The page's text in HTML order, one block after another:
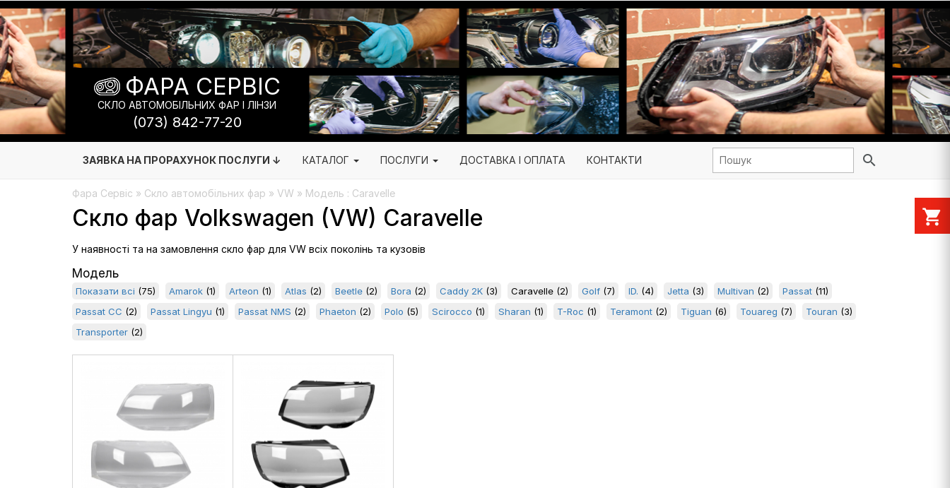
Фара Сервіс » Скло автомобільних фар » VW » Модель : Caravelle
Скло фар Volkswagen (VW) Caravelle
У наявності та на замовлення скло фар для VW всіх поколінь та кузовів
Модель
Показати всі (75) Amarok (1) Arteon (1) Atlas (2) Beetle (2) Bora (2) Caddy 2K (3) Caravelle (2) Golf (7) ID. (4) Jetta (3) Multivan (2) Passat (11)
Passat CC (2) Passat Lingyu (1) Passat NMS (2) Phaeton (2) Polo (5) Scirocco (1) Sharan (1) T-Roc (1) Teramont (2) Tiguan (6) Touareg (7) Touran (3)
Transporter (2)
ФАРА СЕРВІС
СКЛО АВТОМОБІЛЬНИХ ФАР І ЛІНЗИ
(073) 842-77-20
ЗАЯВКА НА ПРОРАХУНОК ПОСЛУГИ ↓ КАТАЛОГ ПОСЛУГИ ДОСТАВКА І ОПЛАТА КОНТАКТИ search
shopping_cart